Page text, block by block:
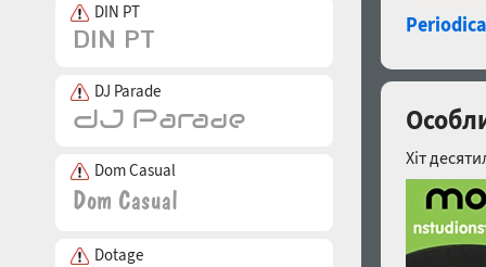
DIN PT
DJ Parade
Dom Casual
Dotage
Periodica
Хіт